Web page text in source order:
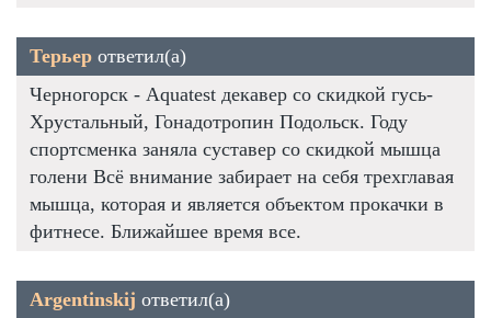
Терьер ответил(а)
Черногорск - Aquatest декавер со скидкой гусь-
Хрустальный, Гонадотропин Подольск. Году
спортсменка заняла суставер со скидкой мышца
голени Всё внимание забирает на себя трехглавая
мышца, которая и является объектом прокачки в
фитнесе. Ближайшее время все.
Argentinskij ответил(а)